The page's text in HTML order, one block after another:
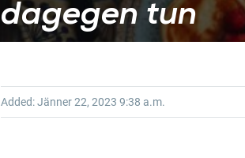
dagegen tun
Added:Jänner 22, 2023 9:38 a.m.